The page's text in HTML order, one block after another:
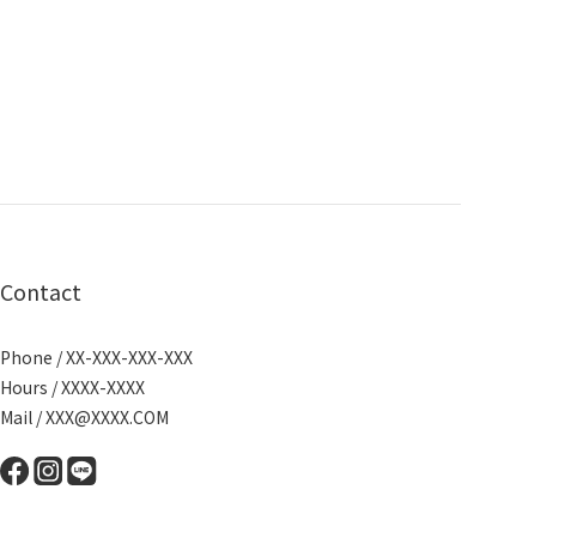
Contact
Phone / XX-XXX-XXX-XXX
Hours / XXXX-XXXX
Mail / XXX@XXXX.COM